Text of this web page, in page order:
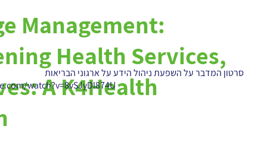
Management:
Health Services,
A K4Health
סרטון המדבר על השפעת ניהול הידע על ארגוני הבריאות
watch?v=8vSJyDl874U